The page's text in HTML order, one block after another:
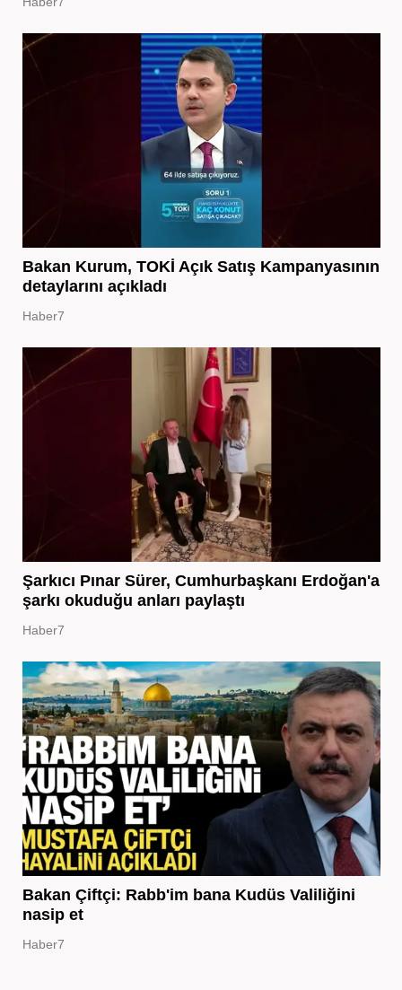
Bakan Kurum, TOKİ Açık Satış Kampanyasının
detaylarını açıkladı
Haber7
Şarkıcı Pınar Sürer, Cumhurbaşkanı Erdoğan'a
şarkı okuduğu anları paylaştı
Haber7
Bakan Çiftçi: Rabb'im bana Kudüs Valiliğini
nasip et
Haber7